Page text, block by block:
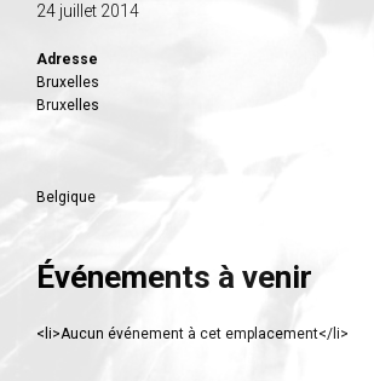
24 juillet 2014
Adresse
Bruxelles
Bruxelles
Belgique
Événements à venir
<li>Aucun événement à cet emplacement</li>